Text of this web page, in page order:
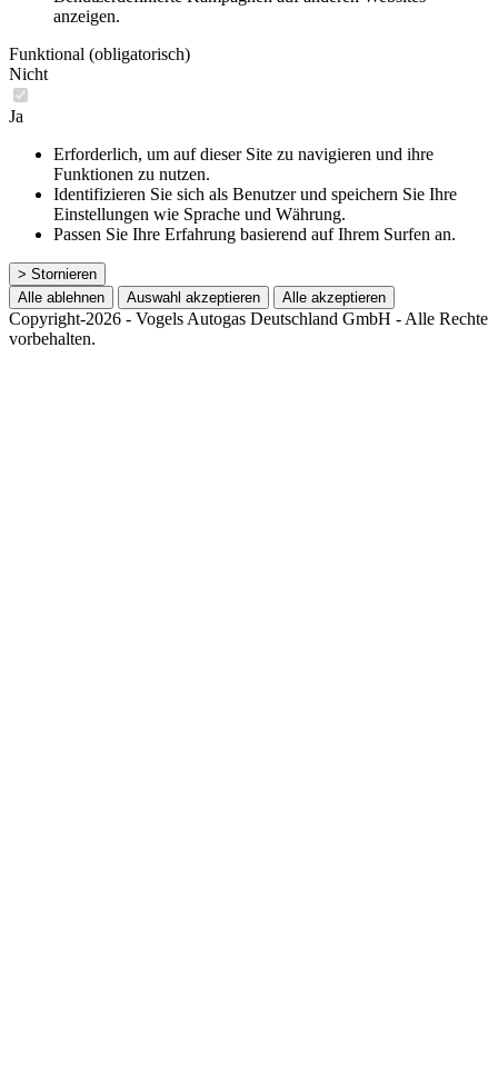
anzeigen.
Funktional (obligatorisch)
Nicht
Ja
Erforderlich, um auf dieser Site zu navigieren und ihre
Funktionen zu nutzen.
Identifizieren Sie sich als Benutzer und speichern Sie Ihre
Einstellungen wie Sprache und Währung.
Passen Sie Ihre Erfahrung basierend auf Ihrem Surfen an.
> Stornieren
Alle ablehnen
Auswahl akzeptieren Alle akzeptieren
Copyright-2026 - Vogels Autogas Deutschland GmbH - Alle Rechte
vorbehalten.